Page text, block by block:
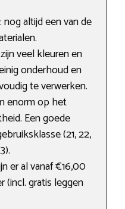
altijd een van de
veel kleuren en
onderhoud en
te verwerken.
enorm op het
Een goede
(21, 22,
er al vanaf €16,00
(incl. gratis leggen